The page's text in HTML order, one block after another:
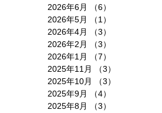
2026年6月
（6）
2026年5月
（1）
2026年4月
（3）
2026年2月
（3）
2026年1月
（7）
2025年11月
（3）
2025年10月
（3）
2025年9月
（4）
2025年8月
（3）